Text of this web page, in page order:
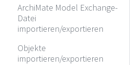
ArchiMate Model Exchange-
Datei
importieren/exportieren
Objekte
importieren/exportieren